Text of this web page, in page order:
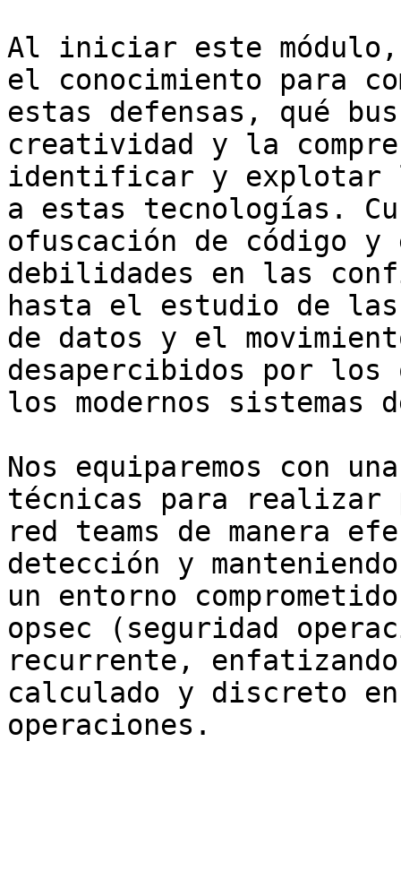
Al iniciar este
el conocimiento para
estas defensas, qué
creatividad y la
identificar y explotar
a estas tecnologías.
ofuscación de código y
debilidades en las
hasta el estudio de
de datos y el
desapercibidos por
los modernos sistemas
Nos equiparemos con
técnicas para realizar
red teams de manera
detección y
un entorno
opsec (seguridad
recurrente,
calculado y discreto